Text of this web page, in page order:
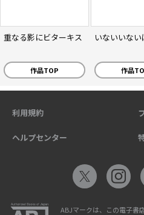
重なる影にビターキス
作品TOP 作品
利用規約
ヘルプセンター
ABJマークは、この電子書